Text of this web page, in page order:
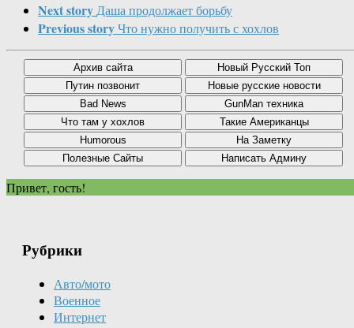
Next storyДаша продолжает борьбу
Previous storyЧто нужно получить с хохлов
Привет, гость!
Рубрики
Авто/мото
Военное
Интернет